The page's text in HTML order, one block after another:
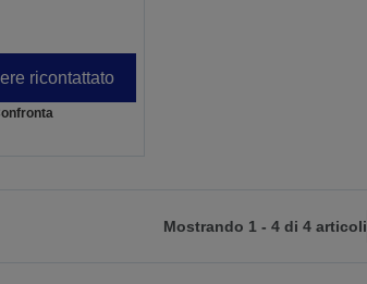
ricontattato
Mostrando 1 - 4 di 4 articoli